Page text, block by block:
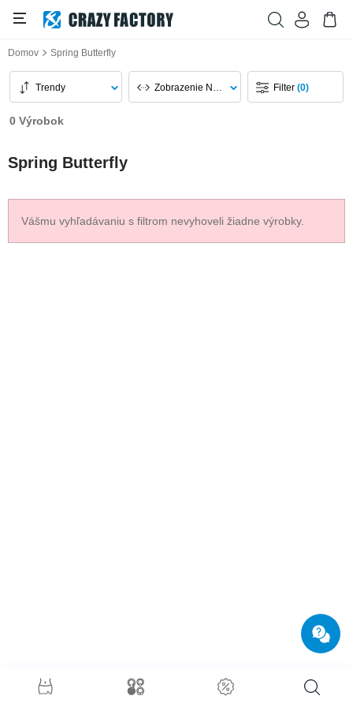
Domov Spring Butterfly
Trendy Zobrazenie Na Stránku Filter(0)
0 Výrobok
Spring Butterfly
Vášmu vyhľadávaniu s filtrom nevyhoveli žiadne výrobky.